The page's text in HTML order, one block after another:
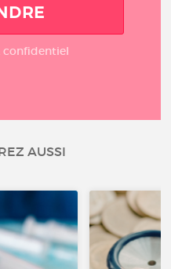
confidentiel
AUSSI